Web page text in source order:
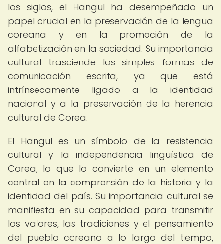
los siglos, el Hangul ha desempeñado un
papel crucial en la preservación de la lengua
coreana y en la promoción de la
alfabetización en la sociedad. Su importancia
cultural trasciende las simples formas de
comunicación escrita, ya que está
intrínsecamente ligado a la identidad
nacional y a la preservación de la herencia
cultural de Corea.
El Hangul es un símbolo de la resistencia
cultural y la independencia lingüística de
Corea, lo que lo convierte en un elemento
central en la comprensión de la historia y la
identidad del país. Su importancia cultural se
manifiesta en su capacidad para transmitir
los valores, las tradiciones y el pensamiento
del pueblo coreano a lo largo del tiempo,